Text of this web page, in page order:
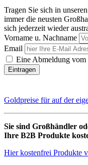
Tragen Sie sich in
immer die neusten
sich jederzeit wieder
Vorname u. Nachname
Email
Eine Abmeldung vom
Goldpreise für auf der
Sie sind Großhändler
Ihre B2B Produkte
Hier kostenfrei Produkte